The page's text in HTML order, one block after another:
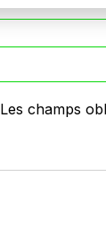
Les champs